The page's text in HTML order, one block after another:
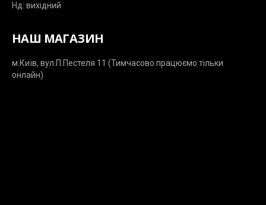
Нд: вихідний
НАШ МАГАЗИН
м.Київ, вул.П.Пестеля 11 (Тимчасово працюємо тільки
онлайн)